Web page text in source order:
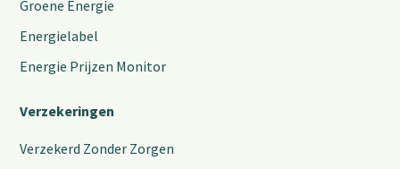
Groene Energie
Energielabel
Energie Prijzen Monitor
Verzekeringen
Verzekerd Zonder Zorgen